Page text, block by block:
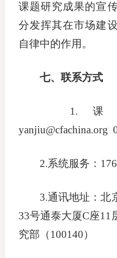
课题研究成果的宣
分发挥其在市场建
自律中的作用。
七、 联系方式
1. 课
yanjiu@cfachina.org
2.系统服务 ：
3.通讯地址：北
33号通泰大厦C座11
究部（ 100140）